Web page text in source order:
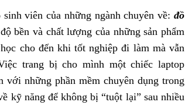
viên của những ngành chuyên về: đồ
bền và chất lượng của những sản phẩm
cho đến khi tốt nghiệp đi làm mà vẫn
trang bị cho mình một chiếc laptop
những phần mềm chuyên dụng trong
kỹ năng để không bị “tuột lại” sau nhiều